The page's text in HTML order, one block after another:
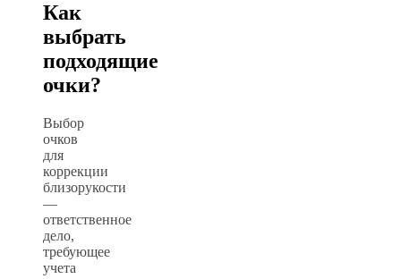
Как
выбрать
подходящие
очки?
Выбор
очков
для
коррекции
близорукости
—
ответственное
дело,
требующее
учета